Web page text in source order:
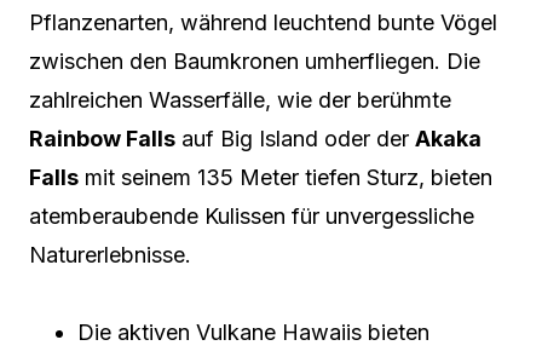
Pflanzenarten, während leuchtend bunte Vögel
zwischen den Baumkronen umherfliegen. Die
zahlreichen Wasserfälle, wie der berühmte
Rainbow Falls auf Big Island oder der Akaka
Falls mit seinem 135 Meter tiefen Sturz, bieten
atemberaubende Kulissen für unvergessliche
Naturerlebnisse.
Die aktiven Vulkane Hawaiis bieten